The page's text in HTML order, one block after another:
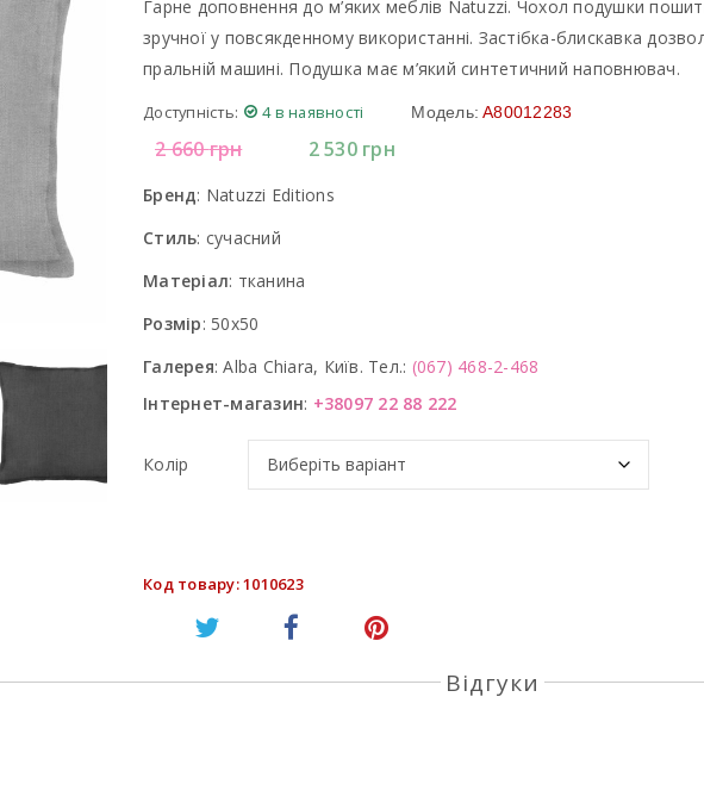
Гарне доповнення до м’яких меблів Natuzzi. Чохол подушки
зручної у повсякденному використанні. Застібка-блискавка
пральній машині. Подушка має м’який синтетичний наповнювач.
Доступність: 4 в наявності Модель: A80012283
2 660грн 2 530 грн
Бренд: Natuzzi Editions
Стиль: сучасний
Матеріал: тканина
Розмір: 50x50
Галерея:Alba Chiara, Київ. Тел.: (067) 468-2-468
Інтернет-магазин: +38097 22 88 222
Колір
Код товару: 1010623
Відгуки